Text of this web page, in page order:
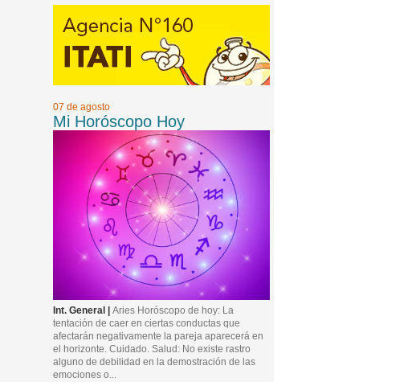
07 de agosto
Mi Horóscopo Hoy
Int. General | Aries Horóscopo de hoy: La
tentación de caer en ciertas conductas que
afectarán negativamente la pareja aparecerá en
el horizonte. Cuidado. Salud: No existe rastro
alguno de debilidad en la demostración de las
emociones o...